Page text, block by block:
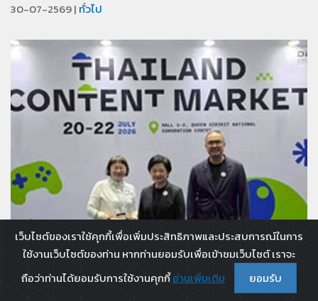
30-07-2569 | ทั่วไป
เว็บไซต์ของเราใช้คุกกี้เพื่อเพิ่มประสิทธิภาพและประสบการณ์ในการ
ใช้งานเว็บไซต์ของท่าน หากท่านยอมรับเพื่อเข้าชมเว็บไซต์ เราจะ
ถือว่าท่านได้ยอมรับการใช้งานคุกกี้อ่านเพิ่มเติม ยอมรับ